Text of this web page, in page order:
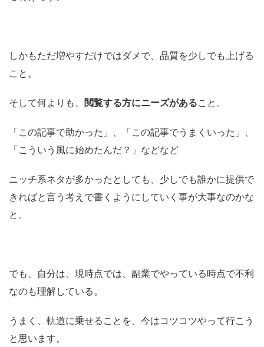
しかもただ増やすだけではダメで、品質を少しでも上げる
こと。
そして何よりも、 閲覧する方にニーズがあること。
「この記事で助かった」、「この記事でうまくいった」、
「こういう風に始めたんだ？」などなど
ニッチ系ネタが多かったとしても、少しでも誰かに提供で
きればと言う考えで書くようにしていく事が大事なのかな
と。
でも、自分は、現時点では、副業でやっている時点で不利
なのも理解している。
うまく、軌道に乗せることを、今はコツコツやって行こう
と思います。